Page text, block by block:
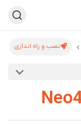
نصب و راه اندازی